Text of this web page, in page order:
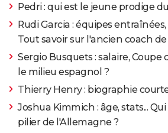
Pedri : qui est le jeune prodige
Rudi Garcia : équipes
Tout savoir sur l'ancien coach de
Sergio Busquets : salaire, Coupe
le milieu espagnol ?
Thierry Henry : biographie
Joshua Kimmich : âge, stats...
pilier de l'Allemagne ?